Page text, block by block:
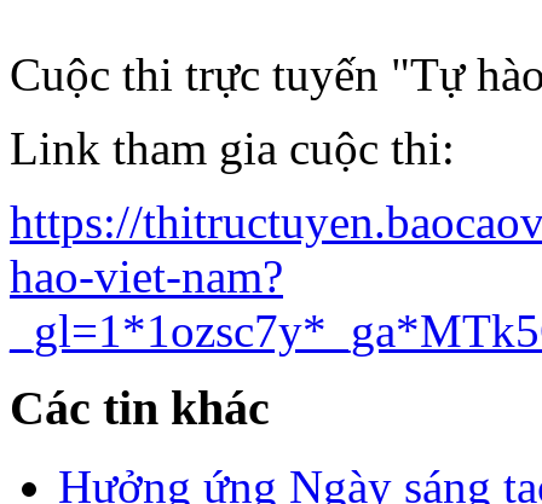
Cuộc thi trực tuyến "Tự
Link tham gia cuộc thi:
https://
hao-viet-nam?
Các tin khác
Hưởng ứng Ngày sáng